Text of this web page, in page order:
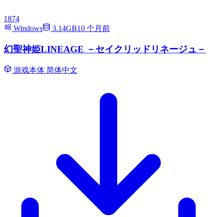
1874
Windows
3.14GB10 个月前
幻聖神姫LINEAGE －セイクリッドリネージュ－
游戏本体 简体中文